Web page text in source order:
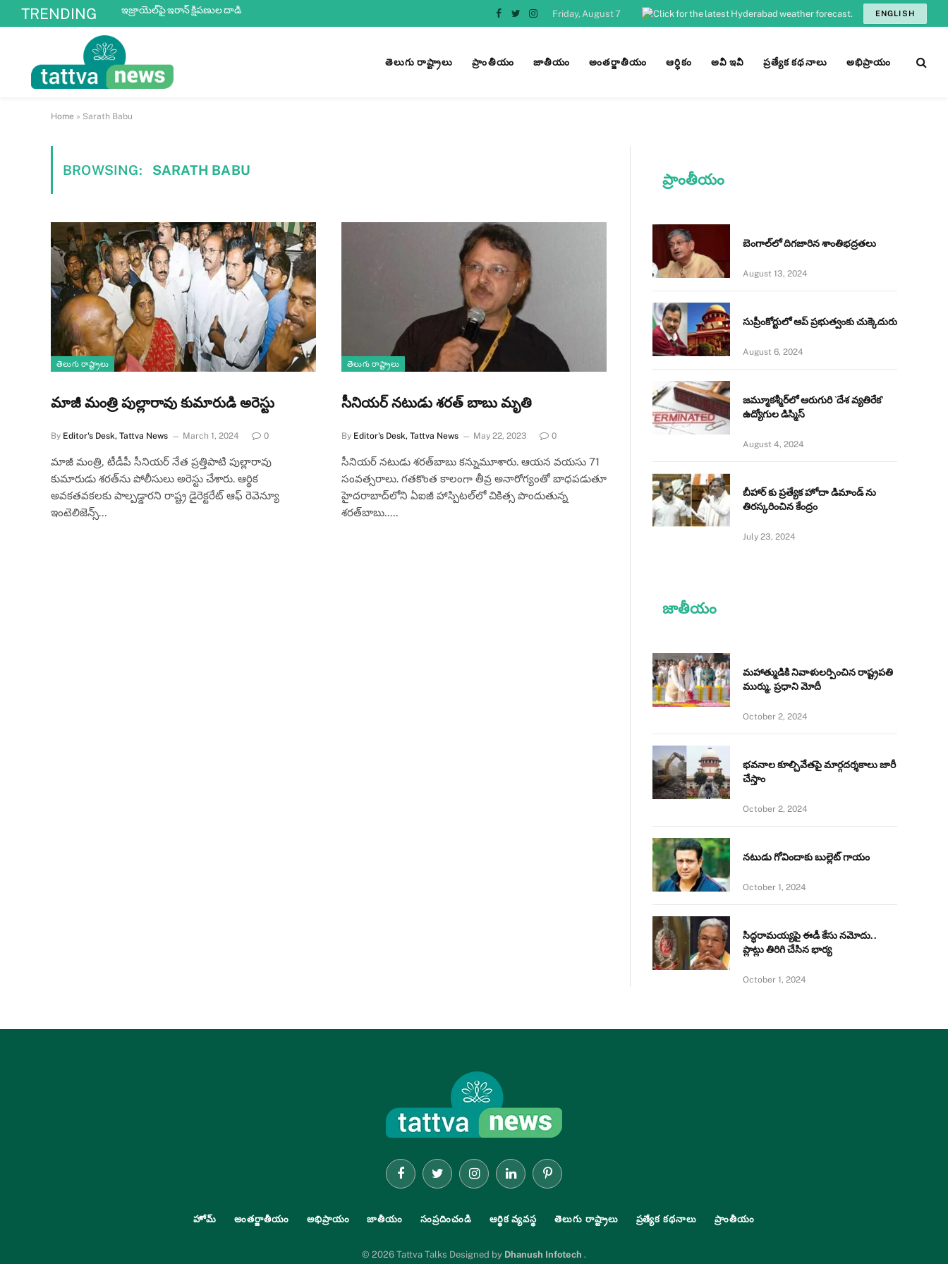
TRENDING
ఇజ్రాయెల్‌పై ఇరాన్ క్షిపణుల దాడి
Facebook
TwitterInstagram
Friday, August 7 ENGLISH
తెలుగు రాష్ట్రాలు ప్రాంతీయం జాతీయం అంతర్జాతీయం ఆర్ధికం అవీ ఇవీ ప్రత్యేక కథనాలు అభిప్రాయం
Home » Sarath Babu
BROWSING: SARATH BABU
తెలుగు రాష్ట్రాలు
మాజీ మంత్రి పుల్లారావు కుమారుడి అరెస్టు
By Editor's Desk, Tattva News March 1, 2024 0
మాజీ మంత్రి, టీడీపీ సీనియర్‌ నేత ప్రత్తిపాటి పుల్లారావు
కుమారుడు శరత్‌ను పోలీసులు అరెస్టు చేశారు. ఆర్థిక
అవకతవకలకు పాల్పడ్డారని రాష్ట్ర డైరెక్టరేట్‌ ఆఫ్‌ రెవెన్యూ
ఇంటెలిజెన్స్‌…
తెలుగు రాష్ట్రాలు
సీనియర్ నటుడు శరత్ బాబు మృతి
By Editor's Desk, Tattva News May 22, 2023 0
సీనియర్ నటుడు శరత్‌బాబు కన్నుమూశారు. ఆయన వయసు 71
సంవత్సరాలు. గతకొంత కాలంగా తీవ్ర అనారోగ్యంతో బాధపడుతూ
హైదరాబాద్‌లోని ఏఐజీ హాస్పిటల్‌లో చికిత్స పొందుతున్న
శరత్‌బాబు..…
ప్రాంతీయం
బెంగాల్‌లో దిగజారిన శాంతిభద్రతలు
August 13, 2024
సుప్రీంకోర్టులో ఆప్ ప్రభుత్వంకు చుక్కెదురు
August 6, 2024
జమ్మూకశ్మీర్‌లో ఆరుగురి `దేశ వ్యతిరేక’
ఉద్యోగుల డిస్మిస్‌
August 4, 2024
బీహార్ కు ప్రత్యేక హోదా డిమాండ్ ను
తిరస్కరించిన కేంద్రం
July 23, 2024
జాతీయం
మహాత్ముడికి నివాళులర్పించిన రాష్ట్రపతి
ముర్ము, ప్రధాని మోదీ
October 2, 2024
భవనాల కూల్చివేతపై మార్గదర్శకాలు జారీ
చేస్తాం
October 2, 2024
నటుడు గోవిందాకు బుల్లెట్ గాయం
October 1, 2024
సిద్ధరామయ్యపై ఈడీ కేసు నమోదు..
ప్లాట్లు తిరిగి చేసిన భార్య
October 1, 2024
FacebookTwitter InstagramLinkedInPinterest
హోమ్ అంతర్జాతీయం అభిప్రాయం జాతీయం సంప్రదించండి ఆర్థిక వ్యవస్థ తెలుగు రాష్ట్రాలు ప్రత్యేక కథనాలు ప్రాంతీయం
© 2026 Tattva Talks Designed by Dhanush Infotech .